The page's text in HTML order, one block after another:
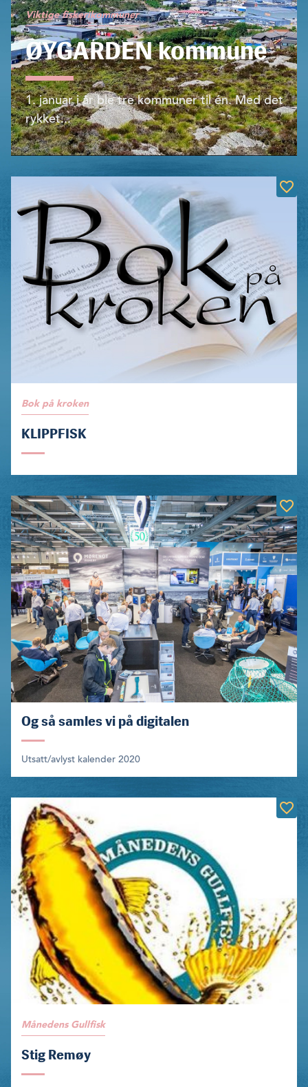
Viktige fiskerikommuner
ØYGARDEN kommune
1. januar i år ble tre kommuner til én. Med det
rykket...
Bok på kroken
KLIPPFISK
Og så samles vi på digitalen
Utsatt/avlyst kalender 2020
Månedens Gullfisk
Stig Remøy